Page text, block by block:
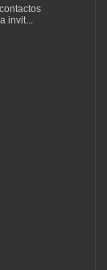
invit...